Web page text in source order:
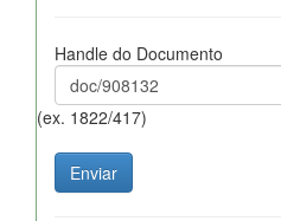
Handle do Documento
(ex. 1822/417)